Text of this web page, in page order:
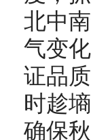
北中
气变
证品
时趁
确保